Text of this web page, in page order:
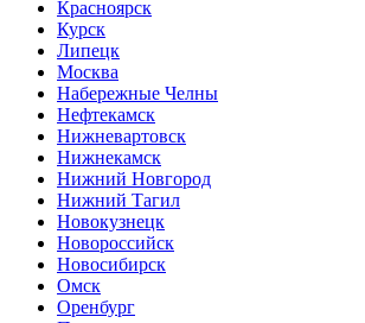
Красноярск
Курск
Липецк
Москва
Набережные Челны
Нефтекамск
Нижневартовск
Нижнекамск
Нижний Новгород
Нижний Тагил
Новокузнецк
Новороссийск
Новосибирск
Омск
Оренбург